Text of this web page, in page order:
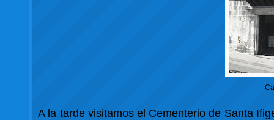
A la tarde visitamos el Cementerio de Santa